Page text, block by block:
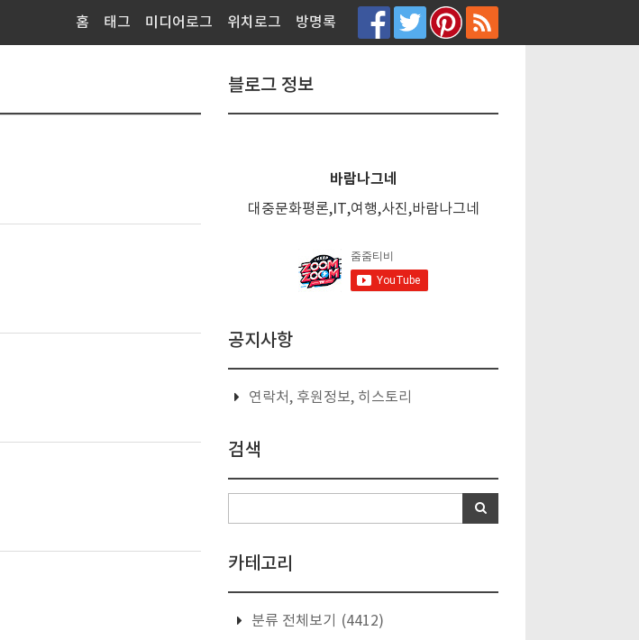
홈 태그 미디어로그 위치로그 방명록
블로그 정보
바람나그네
대중문화평론,IT,여행,사진,바람나그네
공지사항
연락처, 후원정보, 히스토리
검색
카테고리
분류 전체보기
(4412)